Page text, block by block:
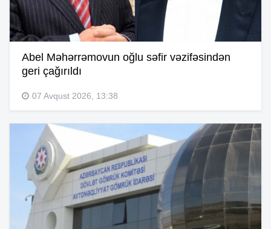
Abel Məhərrəmovun oğlu səfir vəzifəsindən
geri çağırıldı
07 Avqust 2026, 13:38